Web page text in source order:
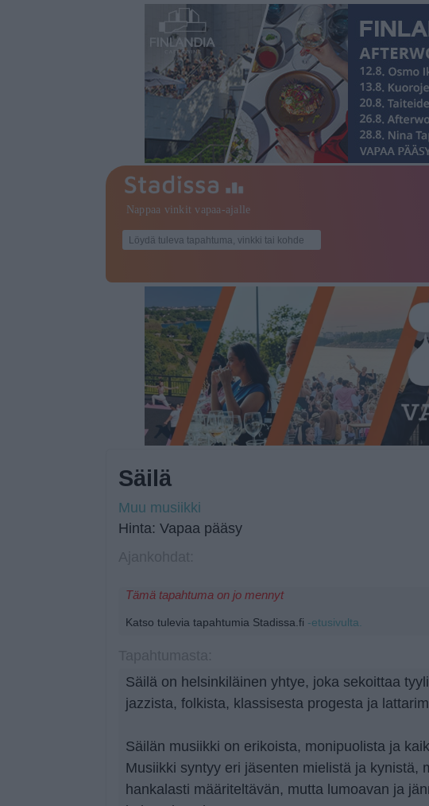
Säilä
Muu musiikki
Hinta: Vapaa pääsy
Tämä tapahtuma on jo mennyt
Katso tulevia tapahtumia Stadissa.fi -etusivulta.
Säilä on helsinkiläinen yhtye, joka sekoittaa
jazzista, folkista, klassisesta progesta ja
Säilän musiikki on erikoista, monipuolista ja
Musiikki syntyy eri jäsenten mielistä ja kynistä,
hankalasti määriteltävän, mutta lumoavan ja